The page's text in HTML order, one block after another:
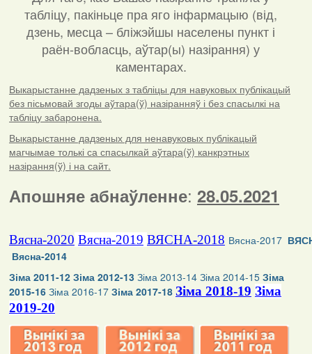
табліцу, пакіньце пра яго інфармацыю (від,
дзень, месца – бліжэйшы населены пункт і
раён-вобласць, аўтар(ы) назірання) у
каментарах.
Выкарыстанне дадзеных з табліцы для навуковых публікацый
без пісьмовай згоды аўтара(ў) назіранняў і без спасылкі на
табліцу забаронена.
Выкарыстанне дадзеных для ненавуковых публікацый
магчымае толькі са спасылкай аўтара(ў) канкрэтных
назірання(ў) і на сайт.
Апошняе абнаўленне: 28.05.2021
Вясна-2020 Вясна-2019 ВЯСНА-2018 Вясна-2017
Вясна-2014
Зіма 2011-12 Зіма 2012-13 Зіма 2013-14 Зіма 2014-15 Зіма
2015-16 Зіма 2016-17 Зіма 2017-18 Зіма 2018-19 Зіма
2019-20